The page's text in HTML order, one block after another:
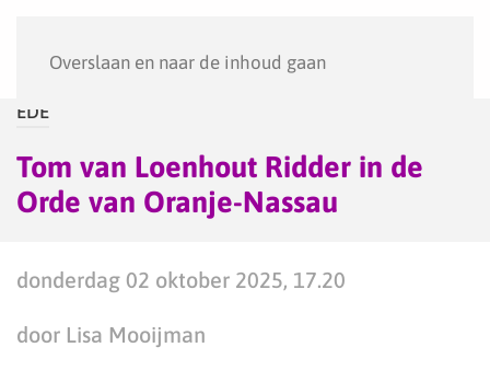
Overslaan en naar de inhoud gaan
EDE
Tom van Loenhout Ridder in de
Orde van Oranje-Nassau
donderdag 02 oktober 2025, 17.20
door Lisa Mooijman